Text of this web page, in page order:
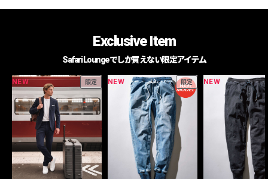
Exclusive Item
Safari Loungeでしか買えない限定アイテム
NEW 限定 NEW 限定 NEW